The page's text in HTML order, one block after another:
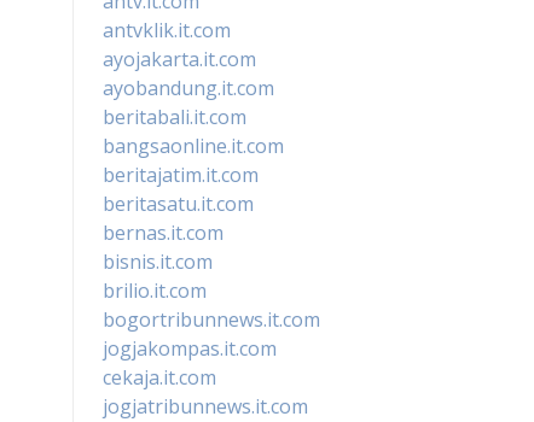
antvklik.it.com
ayojakarta.it.com
ayobandung.it.com
beritabali.it.com
bangsaonline.it.com
beritajatim.it.com
beritasatu.it.com
bernas.it.com
bisnis.it.com
brilio.it.com
bogortribunnews.it.com
jogjakompas.it.com
cekaja.it.com
jogjatribunnews.it.com